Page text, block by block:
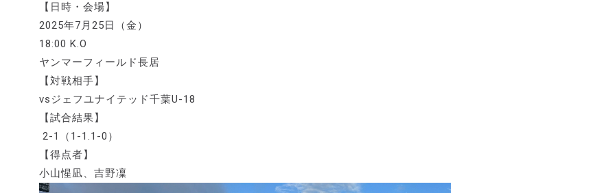
【日時・会場】
2025年7月25日（金）
18:00 K.O
ヤンマーフィールド長居
【対戦相手】
vsジェフユナイテッド千葉U-18
【試合結果】
2-1（1-1.1-0）
【得点者】
小山惺凪、吉野凜